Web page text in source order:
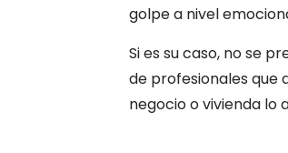
golpe a nivel
Si es su caso, no se
de profesionales que
negocio o vivienda lo